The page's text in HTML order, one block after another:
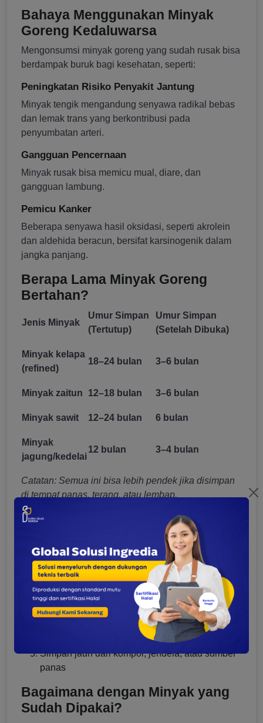
Bahaya Menggunakan Minyak
Goreng Kedaluwarsa
Mengonsumsi minyak goreng yang sudah rusak bisa
berdampak buruk bagi kesehatan, seperti:
Peningkatan Risiko Penyakit Jantung
Minyak tengik mengandung senyawa radikal bebas
dan lemak trans yang berkontribusi pada
penyumbatan arteri.
Gangguan Pencernaan
Minyak rusak bisa memicu mual, diare, dan
gangguan lambung.
Pemicu Kanker
Beberapa senyawa hasil oksidasi, seperti akrolein
dan aldehida beracun, bersifat karsinogenik dalam
jangka panjang.
Berapa Lama Minyak Goreng
Bertahan?
Jenis Minyak
Umur Simpan
(Tertutup)
Umur Simpan
(Setelah Dibuka)
Minyak kelapa
(refined)
18–24 bulan 3–6 bulan
Minyak zaitun 12–18 bulan 3–6 bulan
Minyak sawit 12–24 bulan 6 bulan
Minyak
jagung/kedelai
12 bulan 3–4 bulan
Catatan: Semua ini bisa lebih pendek jika disimpan
di tempat panas, terang, atau lembap.
Cara Menyimpan Minyak Agar
Simpan ditempatsejuk, gelap, dan kering
Gunakan wadah tertutup rapat, hindari botol
bening
Jangan mencampur minyak lama dengan yang
baru
Hindari menyendok minyak langsung dari
wadah dengan alat basah
Simpan jauh dari kompor, jendela, atau sumber
panas
Bagaimana dengan Minyak yang
Sudah Dipakai?